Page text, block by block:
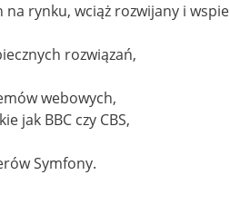
rynku, wciąż rozwijany i
rozwiązań,
webowych,
jak BBC czy CBS,
Symfony.